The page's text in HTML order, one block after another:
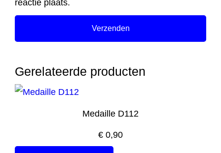
reactie plaats.
Gerelateerde producten
Medaille D112
€ 0,90